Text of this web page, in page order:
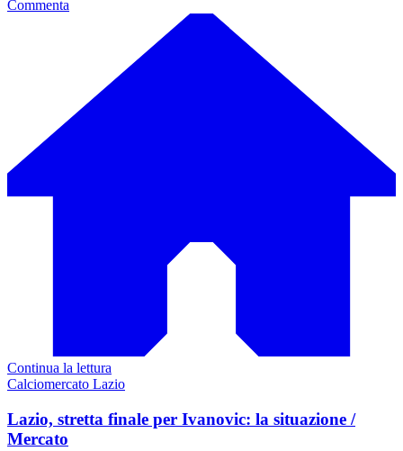
Commenta
Continua la lettura
Calciomercato Lazio
Lazio, stretta finale per Ivanovic: la situazione /
Mercato